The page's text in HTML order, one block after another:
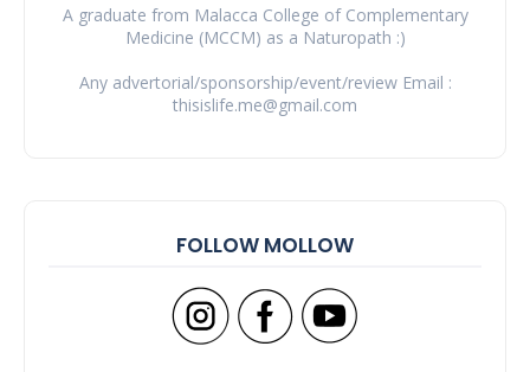
A graduate from Malacca College of Complementary
Medicine (MCCM) as a Naturopath :)
Any advertorial/sponsorship/event/review Email :
thisislife.me@gmail.com
FOLLOW MOLLOW